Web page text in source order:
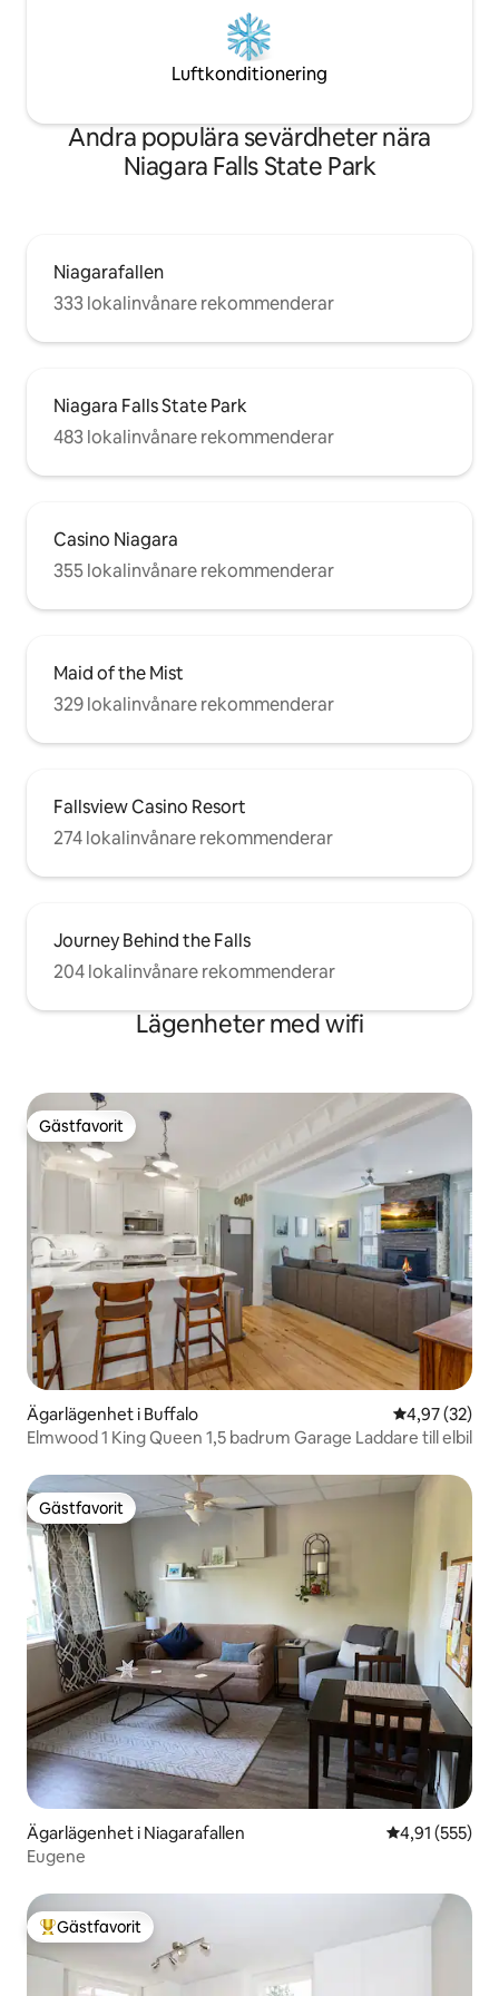
Luftkonditionering
Andra populära sevärdheter nära
Niagara Falls State Park
Niagarafallen
333 lokalinvånare rekommenderar
Niagara Falls State Park
483 lokalinvånare rekommenderar
Casino Niagara
355 lokalinvånare rekommenderar
Maid of the Mist
329 lokalinvånare rekommenderar
Fallsview Casino Resort
274 lokalinvånare rekommenderar
Journey Behind the Falls
204 lokalinvånare rekommenderar
Lägenheter med wifi
Gästfavorit
Gästfavorit
Ägarlägenhet i Buffalo 4,97 av 5 i
4,97 (32)
Elmwood 1 King Queen 1,5 badrum Garage Laddare till elbil
Gästfavorit
Gästfavorit
Ägarlägenhet i Niagarafallen 4,91 av 5 i
4,91 (555)
Eugene
Populär gästfavorit
Gästfavorit